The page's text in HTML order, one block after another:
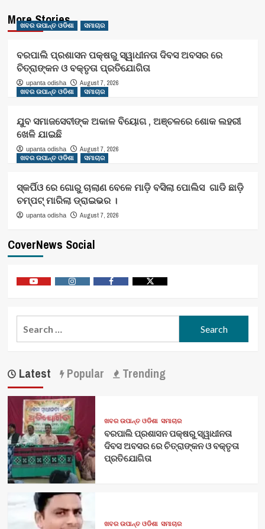
More Stories
ଖବର ଉପାନ୍ତ ଓଡିଶା ସମାଚାର
ବରପାଲି ପ୍ରଶାସନ ପକ୍ଷରୁ ସ୍ୱାଧୀନତା ଦିବସ ଅବସର ରେ
ଚିତ୍ରାଙ୍କନ ଓ ବକ୍ତୃତା ପ୍ରତିଯୋଗିତା
upanta odisha
August 7, 2026
ଖବର ଉପାନ୍ତ ଓଡିଶା
ସମାଚାର
ଯୁବ ସମାଜସେବୀଙ୍କ ଅକାଳ ବିୟୋଗ , ଅଞ୍ଚଳରେ ଶୋକ ଲହରୀ
ଖେଳି ଯାଇଛି
upanta odisha
August 7, 2026
ଖବର ଉପାନ୍ତ ଓଡିଶା
ସମାଚାର
ସ୍କର୍ପିଓ ରେ ଗୋରୁ ଚାଲାଣ ବେଳେ ମାଡ଼ି ବସିଲା ପୋଲିସ ଗାଡି ଛାଡ଼ି
ଚମ୍ପଟ୍ ମାରିଲା ଡ୍ରାଇଭର ।
upanta odisha August 7, 2026
CoverNews Social
Latest Popular Trending
ଖବର ଉପାନ୍ତ ଓଡିଶା ସମାଚାର
ବରପାଲି ପ୍ରଶାସନ ପକ୍ଷରୁ ସ୍ୱାଧୀନତା
ଦିବସ ଅବସର ରେ ଚିତ୍ରାଙ୍କନ ଓ ବକ୍ତୃତା
ପ୍ରତିଯୋଗିତା
ଖବର ଉପାନ୍ତ ଓଡିଶା ସମାଚାର